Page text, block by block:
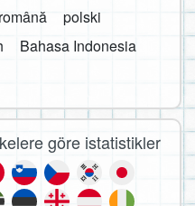
română
polski
Bahasa Indonesia
göre istatistikler